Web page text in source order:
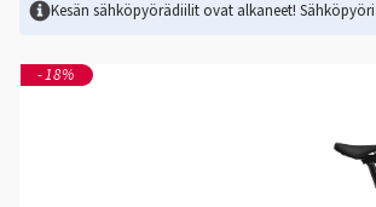
Kesän sähköpyörädiilit ovat alkaneet!
-18%